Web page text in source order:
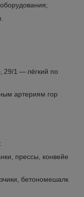
29/1 — лёгкий по
артериям гор
прессы, конвейе
бетономешалк